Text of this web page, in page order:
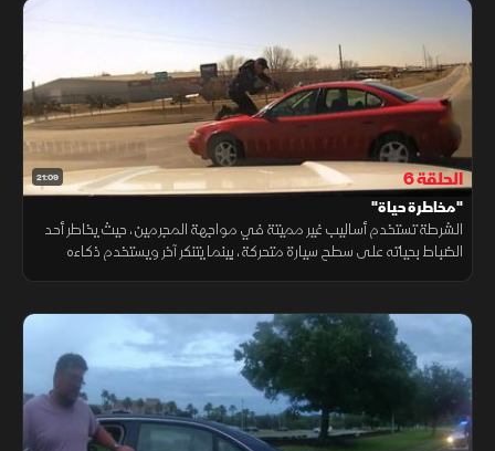
21:09 الحلقة 6
"مخاطرة حياة"
الشرطة تستخدم أساليب غير مميتة في مواجهة المجرمين، حيث يخاطر أحد
الضباط بحياته على سطح سيارة متحركة، بينما يتنكر آخر ويستخدم ذكاءه